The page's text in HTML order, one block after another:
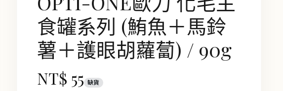
食罐系列 (鮪魚＋馬鈴
薯＋護眼胡蘿蔔) / 90g
NT$ 55 缺貨